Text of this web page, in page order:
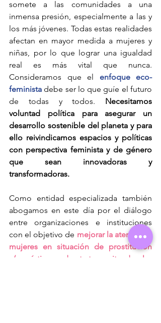
somete a las comunidades a una
inmensa presión, especialmente a las y
los más jóvenes. Todas estas realidades
afectan en mayor medida a mujeres y
niñas, por lo que lograr una igualdad
real es más vital que nunca.
Consideramos que el enfoque eco-
feminista debe ser lo que guíe el futuro
de todas y todos. Necesitamos
voluntad política para asegurar un
desarrollo sostenible del planeta y para
ello reivindicamos espacios y políticas
con perspectiva feminista y de género
que sean innovadoras y
transformadoras.
Como entidad especializada también
abogamos en este día por el diálogo
entre organizaciones e instituciones
con el objetivo de mejorar la atención a
mujeres en situación de prostitución
y/o víctimas de trata, evitando las